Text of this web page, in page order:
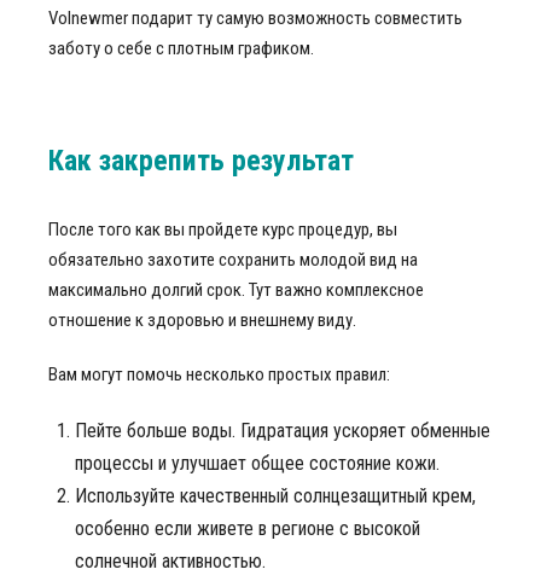
Volnewmer подарит ту самую возможность совместить
заботу о себе с плотным графиком.
Как закрепить результат
После того как вы пройдете курс процедур, вы
обязательно захотите сохранить молодой вид на
максимально долгий срок. Тут важно комплексное
отношение к здоровью и внешнему виду.
Вам могут помочь несколько простых правил:
Пейте больше воды. Гидратация ускоряет обменные
процессы и улучшает общее состояние кожи.
Используйте качественный солнцезащитный крем,
особенно если живете в регионе с высокой
солнечной активностью.